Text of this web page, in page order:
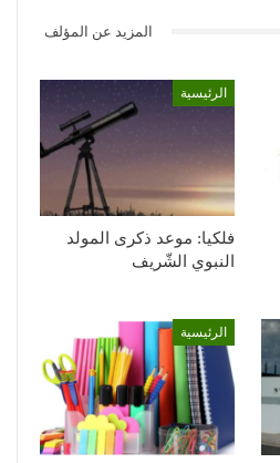
المزيد عن المؤلف
الرئيسية
فلكيا: موعد ذكرى المولد
النبوي الشّريف
الرئيسية